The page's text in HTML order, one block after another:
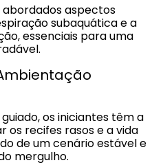
abordados aspectos
subaquática e a
essenciais para uma
os iniciantes têm a
os recifes rasos e a vida
de um cenário estável e
mergulho.